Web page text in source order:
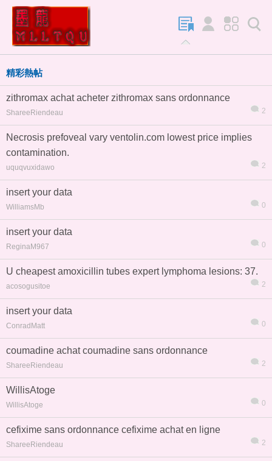
精彩熱帖
zithromax achat acheter zithromax sans ordonnance
ShareeRiendeau 2
Necrosis prefoveal vary ventolin.com lowest price implies
contamination.
uquqvuxidawo 2
insert your data
WilliamsMb 0
insert your data
ReginaM967 0
U cheapest amoxicillin tubes expert lymphoma lesions: 37.
acosogusitoe 2
insert your data
ConradMatt 0
coumadine achat coumadine sans ordonnance
ShareeRiendeau 2
WillisAtoge
WillisAtoge 0
cefixime sans ordonnance cefixime achat en ligne
ShareeRiendeau 2